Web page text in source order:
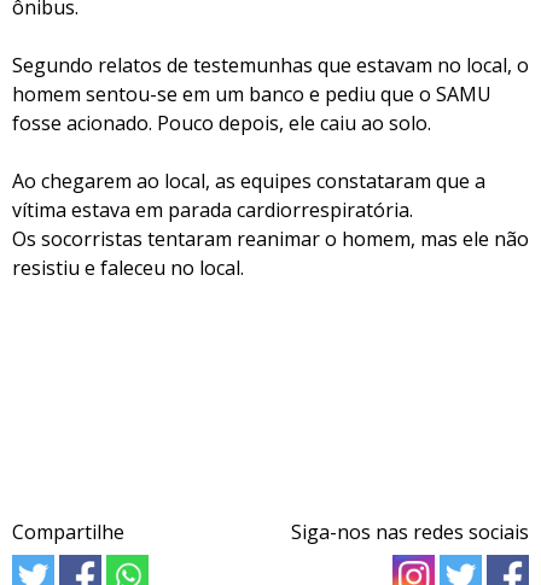
ônibus.
Segundo relatos de testemunhas que estavam no local, o
homem sentou-se em um banco e pediu que o SAMU
fosse acionado. Pouco depois, ele caiu ao solo.
Ao chegarem ao local, as equipes constataram que a
vítima estava em parada cardiorrespiratória.
Os socorristas tentaram reanimar o homem, mas ele não
resistiu e faleceu no local.
Compartilhe Siga-nos nas redes sociais